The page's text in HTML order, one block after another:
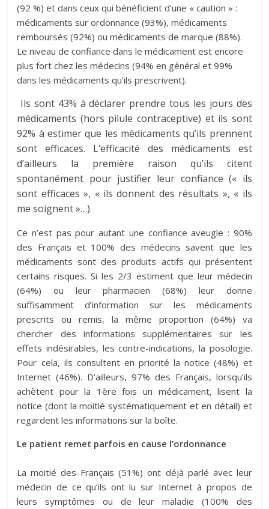
(92 %) et dans ceux qui bénéficient d’une « caution » :
médicaments sur ordonnance (93%), médicaments
remboursés (92%) ou médicaments de marque (88%).
Le niveau de confiance dans le médicament est encore
plus fort chez les médecins (94% en général et 99%
dans les médicaments qu’ils prescrivent).
Ils sont 43% à déclarer prendre tous les jours des
médicaments (hors pilule contraceptive) et ils sont
92% à estimer que les médicaments qu’ils prennent
sont efficaces. L’efficacité des médicaments est
d’ailleurs la première raison qu’ils citent
spontanément pour justifier leur confiance (« ils
sont efficaces », « ils donnent des résultats », « ils
me soignent »…).
Ce n’est pas pour autant une confiance aveugle : 90%
des Français et 100% des médecins savent que les
médicaments sont des produits actifs qui présentent
certains risques. Si les 2/3 estiment que leur médecin
(64%) ou leur pharmacien (68%) leur donne
suffisamment d’information sur les médicaments
prescrits ou remis, la même proportion (64%) va
chercher des informations supplémentaires sur les
effets indésirables, les contre-indications, la posologie.
Pour cela, ils consultent en priorité la notice (48%) et
Internet (46%). D’ailleurs, 97% des Français, lorsqu’ils
achètent pour la 1ère fois un médicament, lisent la
notice (dont la moitié systématiquement et en détail) et
regardent les informations sur la boîte.
Le patient remet parfois en cause l’ordonnance
La moitié des Français (51%) ont déjà parlé avec leur
médecin de ce qu’ils ont lu sur Internet à propos de
leurs symptômes ou de leur maladie (100% des